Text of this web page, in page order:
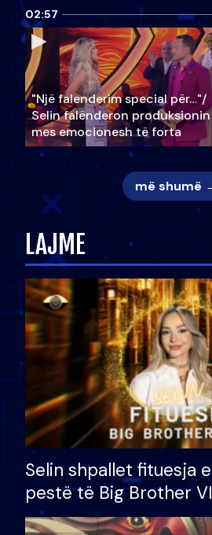
02:57
"Një falenderim special për…"/
Selin falënderon produksionin
mes emocionesh të forta
më shumë
LAJME
Selin shpallet fituesja
pestë të Big Brother
çmimin e madh prej